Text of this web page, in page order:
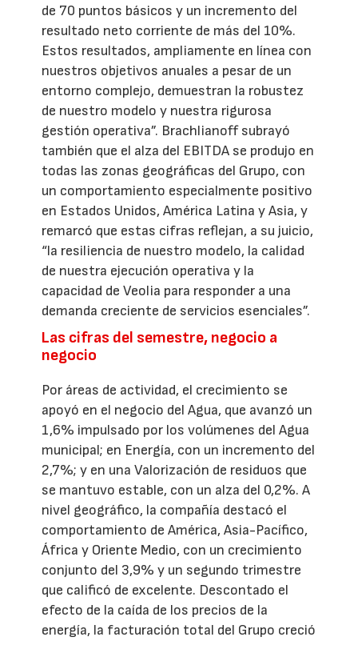
de 70 puntos básicos y un incremento del
resultado neto corriente de más del 10%.
Estos resultados, ampliamente en línea con
nuestros objetivos anuales a pesar de un
entorno complejo, demuestran la robustez
de nuestro modelo y nuestra rigurosa
gestión operativa”. Brachlianoff subrayó
también que el alza del EBITDA se produjo en
todas las zonas geográficas del Grupo, con
un comportamiento especialmente positivo
en Estados Unidos, América Latina y Asia, y
remarcó que estas cifras reflejan, a su juicio,
“la resiliencia de nuestro modelo, la calidad
de nuestra ejecución operativa y la
capacidad de Veolia para responder a una
demanda creciente de servicios esenciales”.
Las cifras del semestre, negocio a
negocio
Por áreas de actividad, el crecimiento se
apoyó en el negocio del Agua, que avanzó un
1,6% impulsado por los volúmenes del Agua
municipal; en Energía, con un incremento del
2,7%; y en una Valorización de residuos que
se mantuvo estable, con un alza del 0,2%. A
nivel geográfico, la compañía destacó el
comportamiento de América, Asia-Pacífico,
África y Oriente Medio, con un crecimiento
conjunto del 3,9% y un segundo trimestre
que calificó de excelente. Descontado el
efecto de la caída de los precios de la
energía, la facturación total del Grupo creció